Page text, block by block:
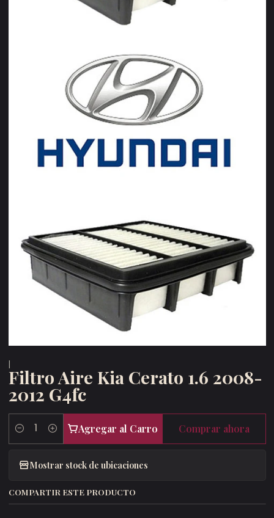
Filtro Aire Kia Cerato 1.6 2008-
2012 G4fc
Cantidad
Agregar al Carro Comprar ahora
Mostrar stock de ubicaciones
COMPARTIR ESTE PRODUCTO